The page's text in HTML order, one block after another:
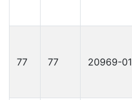
77 77 20969-01